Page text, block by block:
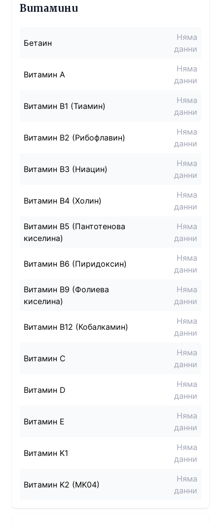
Витамини
Бетаин
Няма
данни
Витамин A
Няма
данни
Витамин B1 (Тиамин)
Няма
данни
Витамин B2 (Рибофлавин)
Няма
данни
Витамин B3 (Ниацин)
Няма
данни
Витамин B4 (Холин)
Няма
данни
Витамин B5 (Пантотенова
киселина)
Няма
данни
Витамин B6 (Пиридоксин)
Няма
данни
Витамин B9 (Фолиева
киселина)
Няма
данни
Витамин B12 (Кобалкамин)
Няма
данни
Витамин C
Няма
данни
Витамин D
Няма
данни
Витамин E
Няма
данни
Витамин K1
Няма
данни
Витамин K2 (MK04)
Няма
данни